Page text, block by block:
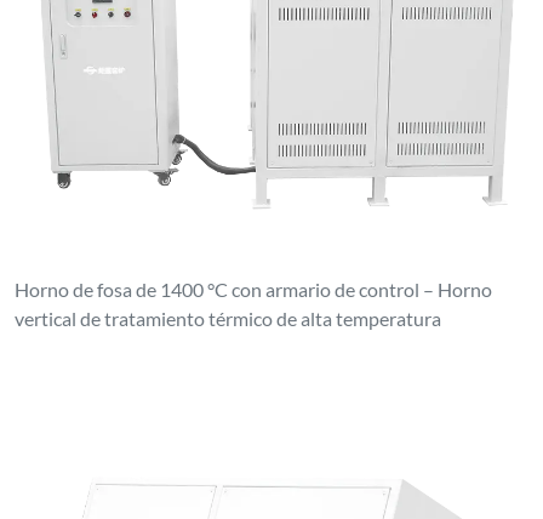
Horno de fosa de 1400 °C con armario de control – Horno
vertical de tratamiento térmico de alta temperatura